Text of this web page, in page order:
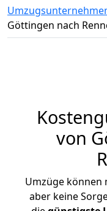
Göttingen nach
von
Umzüge können
aber keine